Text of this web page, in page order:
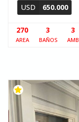
USD 650.000
270
AREA
3
BAÑOS
3
AMB